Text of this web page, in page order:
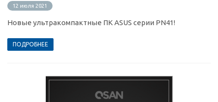
12 июля 2021
Новые ультракомпактные ПК ASUS серии PN41!
ПОДРОБНЕЕ